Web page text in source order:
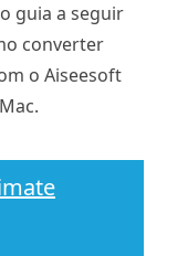
guia a seguir
converter
o Aiseesoft